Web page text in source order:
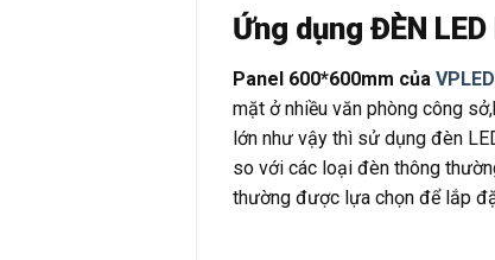
Ứng dụng ĐÈN
Panel 600*600mm của VPLED
mặt ở nhiều văn phòng công
lớn như vậy thì sử dụng đèn
so với các loại đèn thông
thường được lựa chọn để lắp